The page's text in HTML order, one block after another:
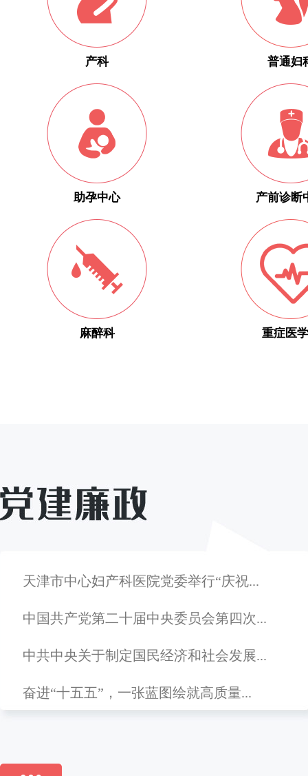
产科 普通妇
助孕中心 产前诊断
麻醉科 重症医
天津市中心妇产科医院党委举行“庆祝...
中国共产党第二十届中央委员会第四次...
中共中央关于制定国民经济和社会发展...
奋进“十五五”，一张蓝图绘就高质量...